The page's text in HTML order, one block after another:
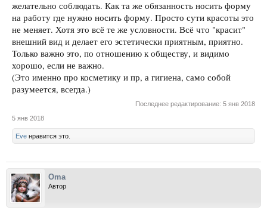
желательно соблюдать. Как та же обязанность носить форму
на работу где нужно носить форму. Просто сути красоты это
не меняет. Хотя это всё те же условности. Всё что "красит"
внешний вид и делает его эстетически приятным, приятно.
Только важно это, по отношению к обществу, и видимо
хорошо, если не важно.
(Это именно про косметику и пр, а гигиена, само собой
разумеется, всегда.)
Последнее редактирование: 5 янв 2018
5 янв 2018
Eve нравится это.
Oma
Автор